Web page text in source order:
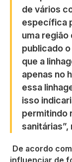
de vários
específica
uma região
publicado
que a
apenas no
essa
isso
permitindo
sanitárias”,
De acordo